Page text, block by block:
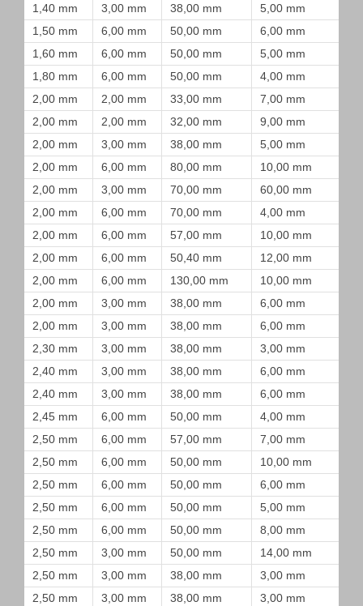
1,40 mm
3,00 mm 38,00 mm
5,00 mm
1,50 mm
6,00 mm 50,00 mm
6,00 mm
1,60 mm
6,00 mm 50,00 mm
5,00 mm
1,80 mm
6,00 mm 50,00 mm
4,00 mm
2,00 mm
2,00 mm 33,00 mm
7,00 mm
2,00 mm
2,00 mm 32,00 mm
9,00 mm
2,00 mm
3,00 mm 38,00 mm
5,00 mm
2,00 mm
6,00 mm 80,00 mm
10,00 mm
2,00 mm
3,00 mm 70,00 mm
60,00 mm
2,00 mm
6,00 mm 70,00 mm
4,00 mm
2,00 mm
6,00 mm 57,00 mm
10,00 mm
2,00 mm
6,00 mm 50,40 mm
12,00 mm
2,00 mm
6,00 mm 130,00 mm
10,00 mm
2,00 mm
3,00 mm 38,00 mm
6,00 mm
2,00 mm
3,00 mm 38,00 mm
6,00 mm
2,30 mm
3,00 mm 38,00 mm
3,00 mm
2,40 mm
3,00 mm 38,00 mm
6,00 mm
2,40 mm
3,00 mm 38,00 mm
6,00 mm
2,45 mm
6,00 mm 50,00 mm
4,00 mm
2,50 mm
6,00 mm 57,00 mm
7,00 mm
2,50 mm
6,00 mm 50,00 mm
10,00 mm
2,50 mm
6,00 mm 50,00 mm
6,00 mm
2,50 mm
6,00 mm 50,00 mm
5,00 mm
2,50 mm
6,00 mm 50,00 mm
8,00 mm
2,50 mm
3,00 mm 50,00 mm
14,00 mm
2,50 mm
3,00 mm 38,00 mm
3,00 mm
2,50 mm
3,00 mm 38,00 mm
3,00 mm